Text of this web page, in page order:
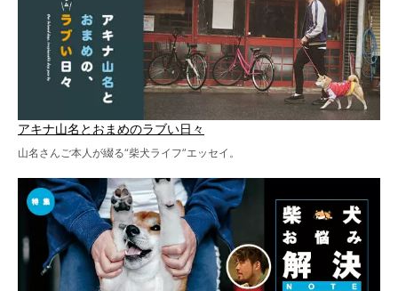
アキナ山名とおまめのラブい日々
山名さんご本人が綴る“柴犬ライフ”エッセイ。